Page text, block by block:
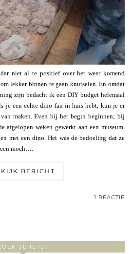
niet al te positief over het weer komend
lekker binnen te gaan knutselen. En omdat
zijn bedacht ik een DIY budget helemaal
je een echte dino fan in huis hebt, kun je er
maken. Even bij het begin beginnen; bij
afgelopen weken gewerkt aan een museum.
met een dino. Het was de bedoeling dat ze
mocht…
BERICHT
1 REACTIE
JE IETS?